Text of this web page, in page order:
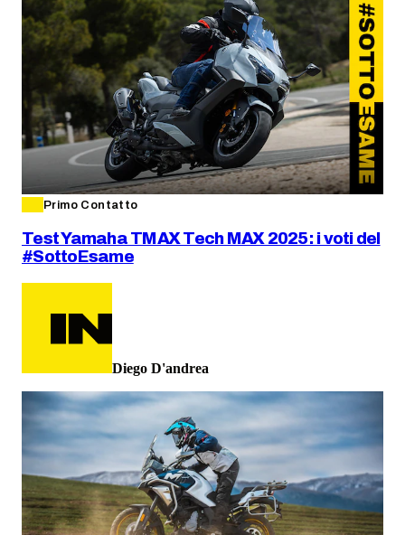
Primo Contatto
Test Yamaha TMAX Tech MAX 2025: i voti del
#SottoEsame
Diego D'andrea